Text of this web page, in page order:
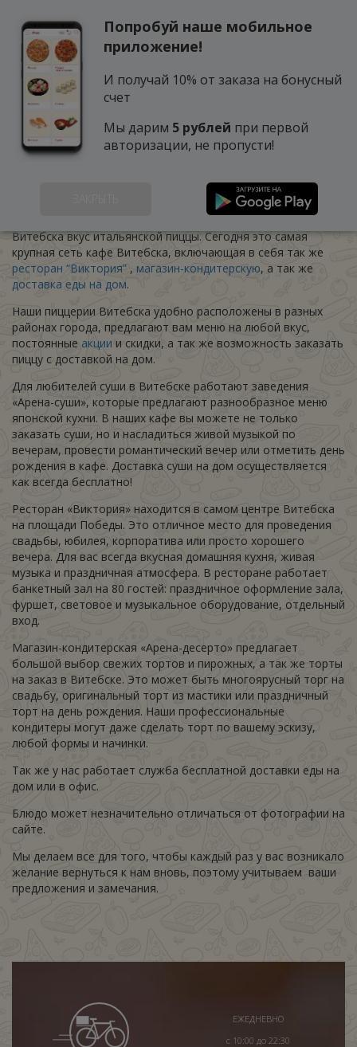
В 2004 году «Арена-пицца» впервые открыла жителям
Витебска вкус итальянской пиццы. Сегодня это самая
крупная сеть кафе Витебска, включающая в себя так же
ресторан “Виктория” , магазин-кондитерскую, а так же
доставка еды на дом.
Наши пиццерии Витебска удобно расположены в разных
районах города, предлагают вам меню на любой вкус,
постоянные акции и скидки, а так же возможность заказать
пиццу с доставкой на дом.
Для любителей суши в Витебске работают заведения
«Арена-суши», которые предлагают разнообразное меню
японской кухни. В наших кафе вы можете не только
заказать суши, но и насладиться живой музыкой по
вечерам, провести романтический вечер или отметить день
рождения в кафе. Доставка суши на дом осуществляется
как всегда бесплатно!
Ресторан «Виктория» находится в самом центре Витебска
на площади Победы. Это отличное место для проведения
свадьбы, юбилея, корпоратива или просто хорошего
вечера. Для вас всегда вкусная домашняя кухня, живая
музыка и праздничная атмосфера. В ресторане работает
банкетный зал на 80 гостей: праздничное оформление зала,
фуршет, световое и музыкальное оборудование, отдельный
вход.
Магазин-кондитерская «Арена-десерто» предлагает
большой выбор свежих тортов и пирожных, а так же торты
на заказ в Витебске. Это может быть многоярусный торг на
свадьбу, оригинальный торт из мастики или праздничный
торт на день рождения. Наши профессиональные
кондитеры могут даже сделать торт по вашему эскизу,
любой формы и начинки.
Так же у нас работает служба бесплатной доставки еды на
дом или в офис.
Блюдо может незначительно отличаться от фотографии на
сайте.
Мы делаем все для того, чтобы каждый раз у вас возникало
желание вернуться к нам вновь, поэтому учитываем ваши
предложения и замечания.
ЕЖЕДНЕВНО
с 10:00 до 22:30
Попробуй наше мобильное
приложение!
И получай 10% от заказа на бонусный
счет
Мы дарим 5 рублей при первой
авторизации, не пропусти!